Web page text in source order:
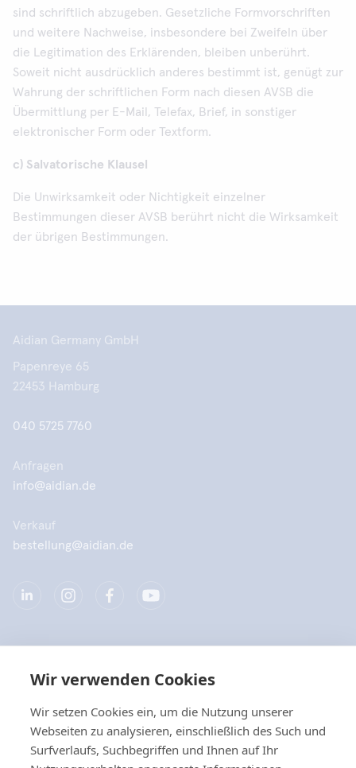
Wir verwenden Cookies
Wir setzen Cookies ein, um die Nutzung unserer
Webseiten zu analysieren, einschließlich des Such und
Surfverlaufs, Suchbegriffen und Ihnen auf Ihr
sind schriftlich abzugeben. Gesetzliche Formvorschriften
und weitere Nachweise, insbesondere bei Zweifeln über
die Legitimation des Erklärenden, bleiben unberührt.
Soweit nicht ausdrücklich anderes bestimmt ist, genügt zur
Wahrung der schriftlichen Form nach diesen AVSB die
Übermittlung per E-Mail, Telefax, Brief, in sonstiger
elektronischer Form oder Textform.
c) Salvatorische Klausel
Die Unwirksamkeit oder Nichtigkeit einzelner
Bestimmungen dieser AVSB berührt nicht die Wirksamkeit
der übrigen Bestimmungen.
Aidian Germany GmbH
Papenreye 65
22453 Hamburg
040 5725 7760
Anfragen
info@aidian.de
Verkauf
bestellung@aidian.de
Quicklinks